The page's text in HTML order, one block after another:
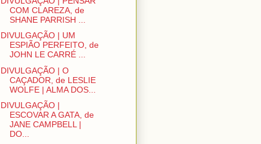
COM CLAREZA, de
SHANE PARRISH ...
DIVULGAÇÃO | UM
ESPIÃO PERFEITO, de
JOHN LE CARRÉ ...
DIVULGAÇÃO | O
CAÇADOR, de LESLIE
WOLFE | ALMA DOS...
DIVULGAÇÃO |
ESCOVAR A GATA, de
JANE CAMPBELL |
DO...